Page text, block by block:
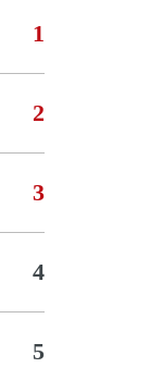
1
2
3
4
5